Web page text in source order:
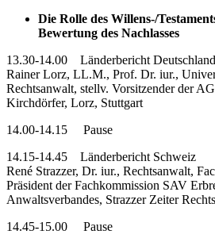
Die Rolle des Willens-/
Bewertung des Nachlasses
13.30-14.00 Länderbericht Deutschland
Rainer Lorz, LL.M., Prof. Dr. iur.,
Rechtsanwalt, stellv. Vorsitzender der
Kirchdörfer, Lorz, Stuttgart
14.00-14.15 Pause
14.15-14.45 Länderbericht Schweiz
René Strazzer, Dr. iur., Rechtsanwalt,
Präsident der Fachkommission SAV
Anwaltsverbandes, Strazzer Zeiter
14.45-15.00 Pause